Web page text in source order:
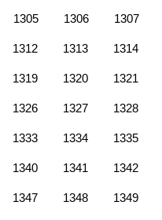
1305 1306 1307
1312 1313 1314
1319 1320 1321
1326 1327 1328
1333 1334 1335
1340 1341 1342
1347 1348 1349